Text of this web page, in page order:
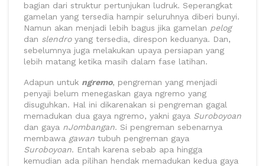
bagian dari struktur pertunjukan ludruk. Seperangkat
gamelan yang tersedia hampir seluruhnya diberi bunyi.
Namun akan menjadi lebih bagus jika gamelan pelog
dan slendroyang tersedia, direspon keduanya. Dan,
sebelumnya juga melakukan upaya persiapan yang
lebih matang ketika masih dalam fase latihan.
Adapun untuk ngremo, pengreman yang menjadi
penyaji belum menegaskan gaya ngremo yang
disuguhkan. Hal ini dikarenakan si pengreman gagal
memadukan dua gaya ngremo, yakni gaya Suroboyoan
dan gaya nJombangan. Si pengreman sebenarnya
membawa gawan tubuh pengreman gaya
Suroboyoan. Entah karena sebab apa hingga
kemudian ada pilihan hendak memadukan kedua gaya